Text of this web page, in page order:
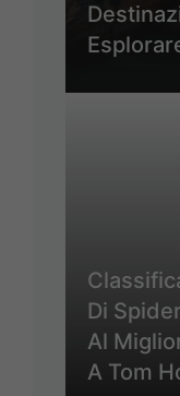
Di
Al
A Tom